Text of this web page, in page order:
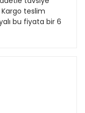
teslim
bu fiyata bir 6